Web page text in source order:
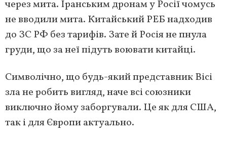
через мита. Іранським дронам у Росії чомусь
не вводили мита. Китайський РЕБ надходив
до ЗС РФ без тарифів. Зате й Росія не пнула
груди, що за неї підуть воювати китайці.
Символічно, що будь-який представник Вісі
зла не робить вигляд, наче всі союзники
виключно йому заборгували. Це як для США,
так і для Європи актуально.